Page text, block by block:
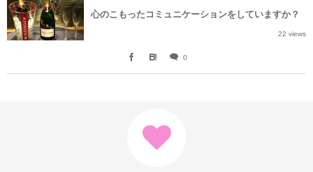
心のこもったコミュニケーションをしていますか？
22 views
0